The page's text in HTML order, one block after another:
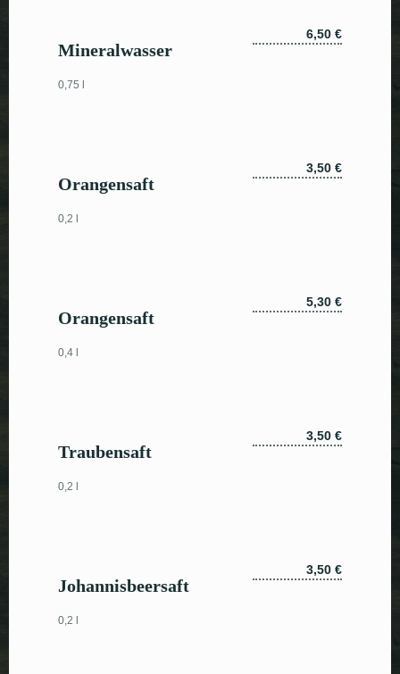
Mineralwasser
0,75 l
6,50 €
Orangensaft
0,2 l
3,50 €
Orangensaft
0,4 l
5,30 €
Traubensaft
0,2 l
3,50 €
Johannisbeersaft
0,2 l
3,50 €